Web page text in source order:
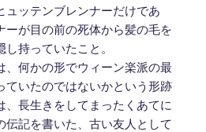
ュッテンブレンナーだけであ
ーが目の前の死体から髪の毛を
持っていたこと。
、何かの形でウィーン楽派の最
ていたのではないかという形跡
、長生きをしてまったくあてに
伝記を書いた、古い友人として